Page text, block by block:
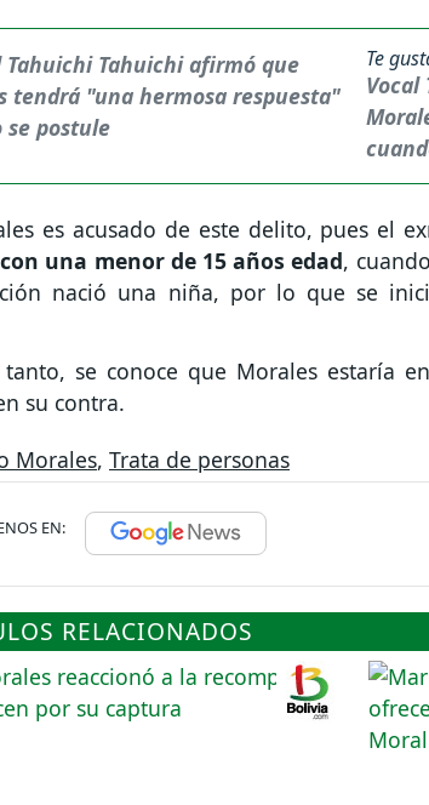
Te
es acusado de este delito, pues el
una menor de 15 años edad,
nació una niña, por lo que se
se conoce que Morales estaría
su contra.
Morales, Trata de personas
EN:
RELACIONADOS